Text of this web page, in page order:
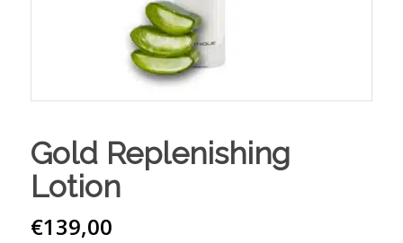
Gold Replenishing
Lotion
€139,00